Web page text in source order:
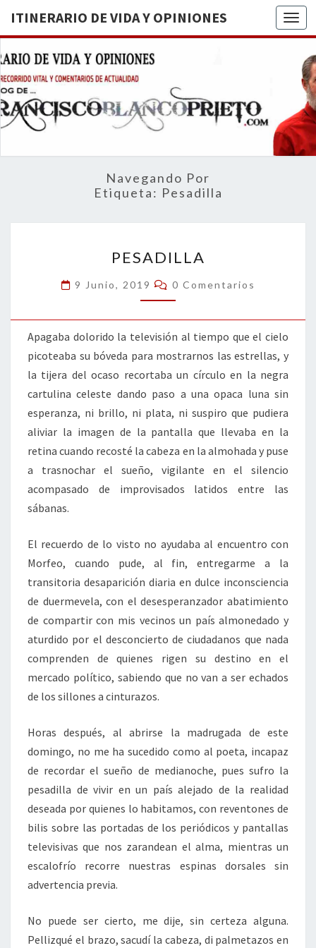
ITINERARIO DE VIDA Y OPINIONES
DE
BREVE
RECORRIDO
VITAL Y
ACTUALIDAD
Navegando Por
Etiqueta: Pesadilla
PESADILLA
9 Junio, 2019 Comentarios
0 Comentarios
Apagaba dolorido la televisión al tiempo que el cielo
picoteaba su bóveda para mostrarnos las estrellas, y
la tijera del ocaso recortaba un círculo en la negra
cartulina celeste dando paso a una opaca luna sin
esperanza, ni brillo, ni plata, ni suspiro que pudiera
aliviar la imagen de la pantalla que llevaba en la
retina cuando recosté la cabeza en la almohada y puse
a trasnochar el sueño, vigilante en el silencio
acompasado de improvisados latidos entre las
sábanas.
El recuerdo de lo visto no ayudaba al encuentro con
Morfeo, cuando pude, al fin, entregarme a la
transitoria desaparición diaria en dulce inconsciencia
de duermevela, con el desesperanzador abatimiento
de compartir con mis vecinos un país almonedado y
aturdido por el desconcierto de ciudadanos que nada
comprenden de quienes rigen su destino en el
mercado político, sabiendo que no van a ser echados
de los sillones a cinturazos.
Horas después, al abrirse la madrugada de este
domingo, no me ha sucedido como al poeta, incapaz
de recordar el sueño de medianoche, pues sufro la
pesadilla de vivir en un país alejado de la realidad
deseada por quienes lo habitamos, con reventones de
bilis sobre las portadas de los periódicos y pantallas
televisivas que nos zarandean el alma, mientras un
escalofrío recorre nuestras espinas dorsales sin
advertencia previa.
No puede ser cierto, me dije, sin certeza alguna.
Pellizqué el brazo, sacudí la cabeza, di palmetazos en